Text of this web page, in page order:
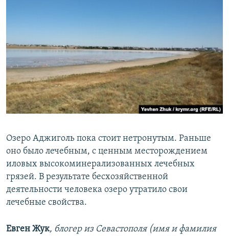
Озеро Аджиголь пока стоит нетронутым. Раньше
оно было лечебным, с ценным месторождением
иловых высокоминерализованных лечебных
грязей. В результате бесхозяйственной
деятельности человека озеро утратило свои
лечебные свойства.
Евген Жук, блогер из Севастополя (имя и фамилия